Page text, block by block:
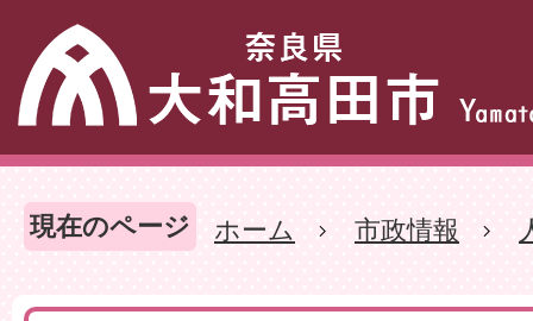
現在のページ ホーム 市政情報